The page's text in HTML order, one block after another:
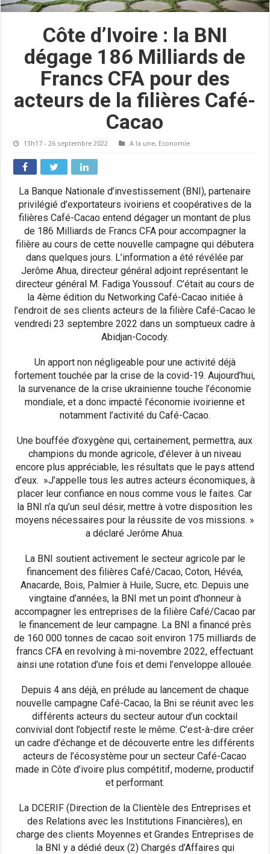
Côte d’Ivoire : la BNI
dégage 186 Milliards de
Francs CFA pour des
acteurs de la filières Café-
Cacao
13h17 - 26 septembre 2022 A la une, Economie
La Banque Nationale d’investissement (BNI), partenaire
privilégié d’exportateurs ivoiriens et coopératives de la
filières Café-Cacao entend dégager un montant de plus
de 186 Milliards de Francs CFA pour accompagner la
filière au cours de cette nouvelle campagne qui débutera
dans quelques jours. L’information a été révélée par
Jerôme Ahua, directeur général adjoint représentant le
directeur général M. Fadiga Youssouf. C’était au cours de
la 4ème édition du Networking Café-Cacao initiée à
l’endroit de ses clients acteurs de la filière Café-Cacao le
vendredi 23 septembre 2022 dans un somptueux cadre à
Abidjan-Cocody.
Un apport non négligeable pour une activité déjà
fortement touchée par la crise de la covid-19. Aujourd’hui,
la survenance de la crise ukrainienne touche l’économie
mondiale, et a donc impacté l’économie ivoirienne et
notamment l’activité du Café-Cacao.
Une bouffée d’oxygène qui, certainement, permettra, aux
champions du monde agricole, d’élever à un niveau
encore plus appréciable, les résultats que le pays attend
d’eux. »J’appelle tous les autres acteurs économiques, à
placer leur confiance en nous comme vous le faites. Car
la BNI n’a qu’un seul désir, mettre à votre disposition les
moyens nécessaires pour la réussite de vos missions. »
a déclaré Jerôme Ahua.
La BNI soutient activement le secteur agricole par le
financement des filières Café/Cacao, Coton, Hévéa,
Anacarde, Bois, Palmier à Huile, Sucre, etc. Depuis une
vingtaine d’années, la BNI met un point d’honneur à
accompagner les entreprises de la filière Café/Cacao par
le financement de leur campagne. La BNI a financé près
de 160 000 tonnes de cacao soit environ 175 milliards de
francs CFA en revolving à mi-novembre 2022, effectuant
ainsi une rotation d’une fois et demi l’enveloppe allouée.
Depuis 4 ans déjà, en prélude au lancement de chaque
nouvelle campagne Café-Cacao, la Bni se réunit avec les
différents acteurs du secteur autour d’un cocktail
convivial dont l’objectif reste le même. C’est-à-dire créer
un cadre d’échange et de découverte entre les différents
acteurs de l’écosystème pour un secteur Café-Cacao
made in Côte d’ivoire plus compétitif, moderne, productif
et performant.
La DCERIF (Direction de la Clientèle des Entreprises et
des Relations avec les Institutions Financières), en
charge des clients Moyennes et Grandes Entreprises de
la BNI y a dédié deux (2) Chargés d’Affaires qui